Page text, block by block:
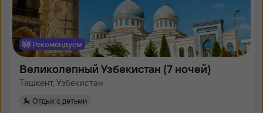
Рекомендуем
Великолепный Узбекистан (7 ночей)
Ташкент, Узбекистан
Отдых с детьми